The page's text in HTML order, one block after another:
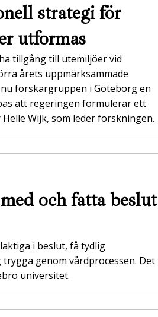
strategi för
utformas
tillgång till utemiljöer vid
årets uppmärksammade
forskargruppen i Göteborg en
att regeringen formulerar ett
Wijk, som leder forskningen.
och fatta beslut
i beslut, få tydlig
genom vårdprocessen. Det
universitet.